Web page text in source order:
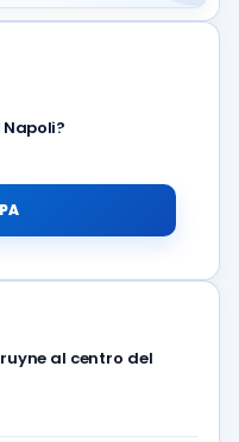
al centro del